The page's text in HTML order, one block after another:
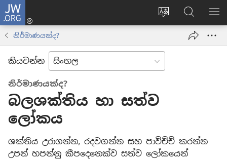
JW.ORG
Change
language
ලොගින්
(opens
JW.ORG
වෙබ්
අඩවියෙන්
නිර්මාණයක්ද?
කියවන්න
නිර්මාණයක්ද?
බලශක්තිය හා සත්ව
ලෝකය
ශක්තිය උරාගන්න, රදවගන්න සහ පාවිච්චි කරන්න
උපන් හපන්නු කීපදෙනෙක්ව සත්ව ලෝකයෙන්